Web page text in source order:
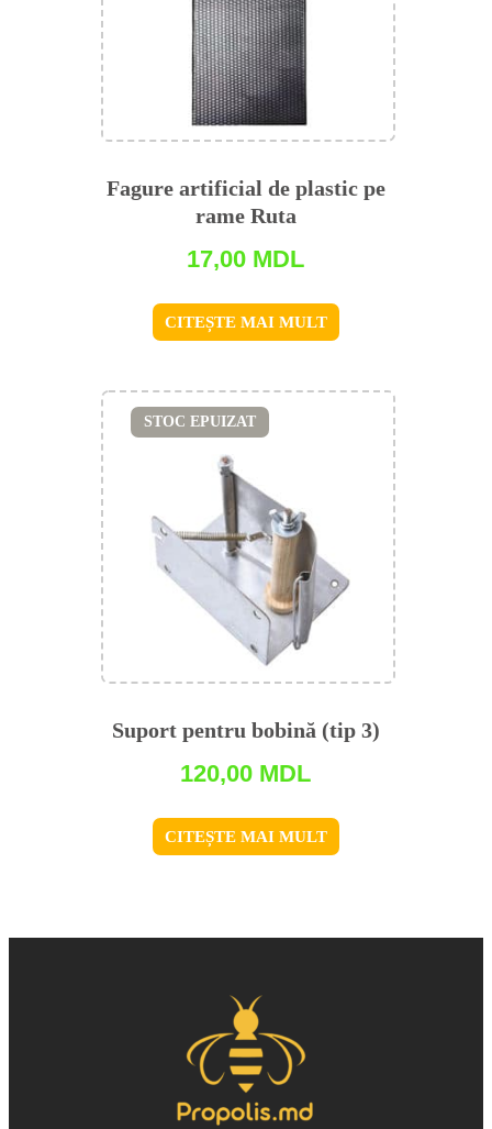
Fagure artificial de plastic pe
rame Ruta
17,00 MDL
CITEȘTE MAI MULT
Suport pentru bobină (tip 3)
120,00 MDL
CITEȘTE MAI MULT
STOC EPUIZAT